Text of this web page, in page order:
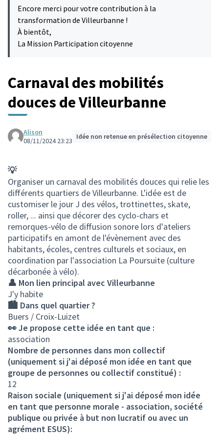
Encore merci pour votre contribution à la
transformation de Villeurbanne !
À bientôt,
La Mission Participation citoyenne
Carnaval des mobilités
douces de Villeurbanne
Alison
08/11/2024 23:23 Idée non retenue en présélection citoyenne
💡
Organiser un carnaval des mobilités douces qui relie les
différents quartiers de Villeurbanne. L'idée est de
customiser le jour J des vélos, trottinettes, skate,
roller, ... ainsi que décorer des cyclo-chars et
remorques-vélo de diffusion sonore lors d'ateliers
participatifs en amont de l'évènement avec des
habitants, écoles, centres culturels et sociaux, en
coordination par l'association La Poursuite (culture
décarbonée à vélo).
👤 Mon lien principal avec Villeurbanne
J'y habite
🏙️ Dans quel quartier ?
Buers / Croix-Luizet
👀 Je propose cette idée en tant que :
association
Nombre de personnes dans mon collectif
(uniquement si j'ai déposé mon idée en tant que
groupe de personnes ou collectif constitué) :
12
Raison sociale (uniquement si j'ai déposé mon idée
en tant que personne morale - association, société
publique ou privée à but non lucratif ou avec un
agrément ESUS):